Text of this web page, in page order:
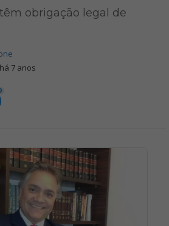
obrigação legal de
7 anos